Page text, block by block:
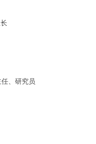
、研究员